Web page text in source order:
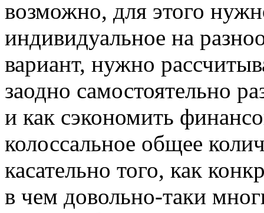
возможно, для этого
индивидуальное на
вариант, нужно
заодно самостоятельно
и как сэкономить
колоссальное общее
касательно того, как
в чем довольно-таки